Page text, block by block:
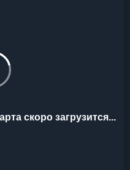
скоро загрузится...